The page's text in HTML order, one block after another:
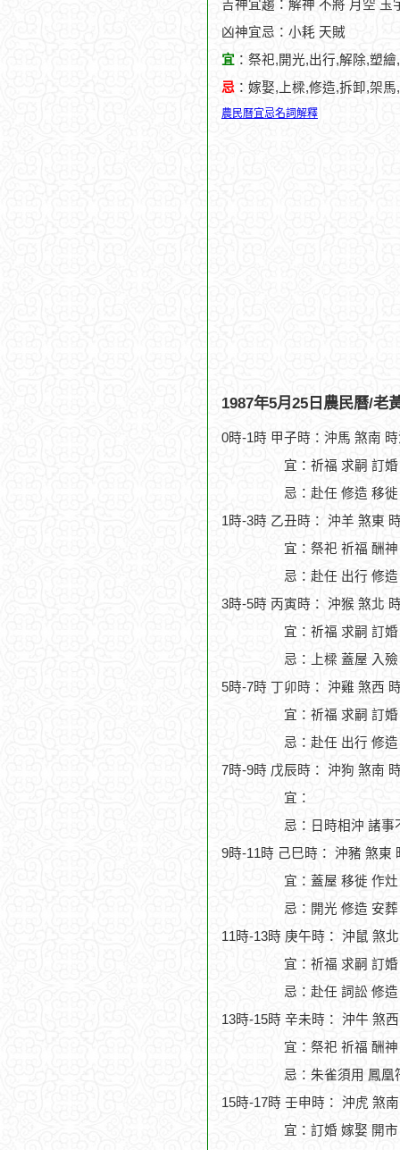
吉神宜趨：解神 不將 月空 玉
凶神宜忌：小耗 天賊
宜 ：祭祀,開光,出行,解除,塑
忌 ：嫁娶,上樑,修造,拆卸,架
農民曆宜忌名詞解釋
1987年5月25日農民曆/老
0時-1時 甲子時：沖馬 煞南
宜：祈福 求嗣 訂
忌：赴任 修造 移
1時-3時 乙丑時： 沖羊 煞東
宜：祭祀 祈福 酬
忌：赴任 出行 修
3時-5時 丙寅時： 沖猴 煞北
宜：祈福 求嗣 訂
忌：上樑 蓋屋 入殮
5時-7時 丁卯時： 沖雞 煞西
宜：祈福 求嗣 訂
忌：赴任 出行 修造
7時-9時 戊辰時： 沖狗 煞南
宜：
忌：日時相沖 諸事
9時-11時 己巳時： 沖豬 煞東
宜：蓋屋 移徙 作
忌：開光 修造 安葬
11時-13時 庚午時： 沖鼠 煞
宜：祈福 求嗣 訂
忌：赴任 詞訟 修
13時-15時 辛未時： 沖牛 煞
宜：祭祀 祈福 酬
忌：朱雀須用 鳳凰
15時-17時 壬申時： 沖虎 煞
宜：訂婚 嫁娶 開